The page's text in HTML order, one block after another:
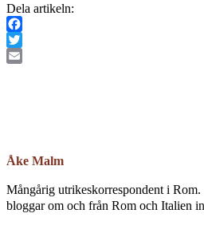
Dela artikeln:
Facebook
Twitter
Åke Malm
Mångårig utrikeskorrespondent i
bloggar om och från Rom och Italien